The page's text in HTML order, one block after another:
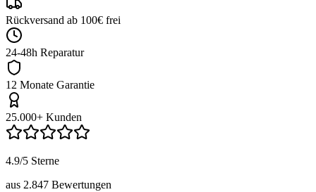
Rückversand ab 100€ frei
24-48h Reparatur
12 Monate Garantie
25.000+ Kunden
4.9/5 Sterne
aus 2.847 Bewertungen